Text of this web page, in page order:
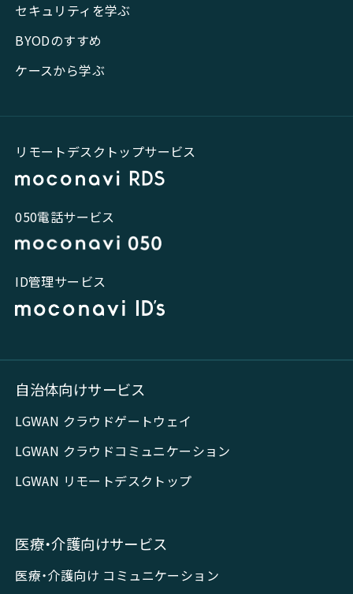
セキュリティを学ぶ
BYODのすすめ
ケースから学ぶ
リモートデスクトップサービス
050電話サービス
ID管理サービス
自治体向けサービス
LGWAN クラウドゲートウェイ
LGWAN クラウドコミュニケーション
LGWAN リモートデスクトップ
医療・介護向けサービス
医療・介護向け コミュニケーション